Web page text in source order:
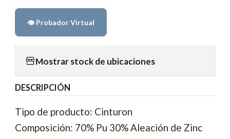
👁️ Probador Virtual
Mostrar stock de ubicaciones
DESCRIPCIÓN
Tipo de producto: Cinturon
Composición: 70% Pu 30% Aleación de Zinc